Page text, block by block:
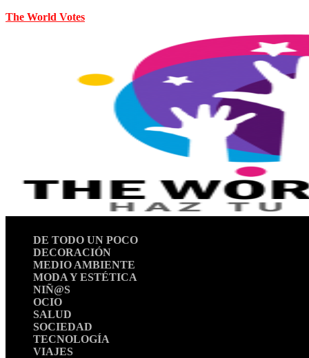
The World Votes
DE TODO UN POCO
DECORACIÓN
MEDIO AMBIENTE
MODA Y ESTÉTICA
NIÑ@S
OCIO
SALUD
SOCIEDAD
TECNOLOGÍA
VIAJES